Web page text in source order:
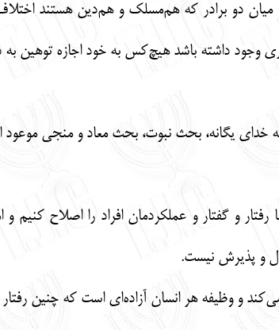
میان دو برادر که هم‌مسلک و هم‌دین هستند
وجود داشته باشد هیچ‌کس به خود اجازه توهین
خدای یگانه، بحث نبوت، بحث معاد و منجی موعود
و گفتار و عملکردمان افراد را اصلاح
و پذیرش نیست.
و وظیفه هر انسان آزاده‌ای است که چنین رفتار